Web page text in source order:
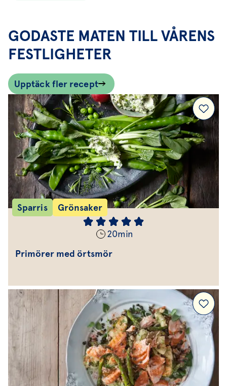
GODASTE MATEN TILL VÅRENS
FESTLIGHETER
Upptäck fler recept
Sparris Grönsaker
20min
Primörer med örtsmör